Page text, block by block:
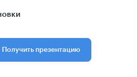
Получить презентацию